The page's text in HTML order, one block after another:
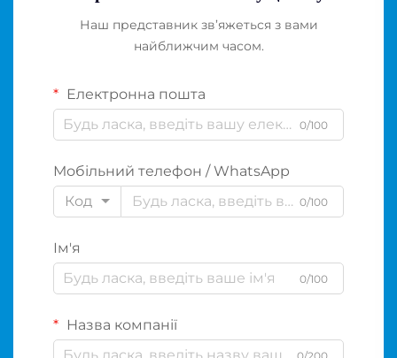
Наш представник зв’яжеться з вами
найближчим часом.
Електронна пошта
0/100
Мобільний телефон / WhatsApp
Код
0/100
Ім'я
0/100
Назва компанії